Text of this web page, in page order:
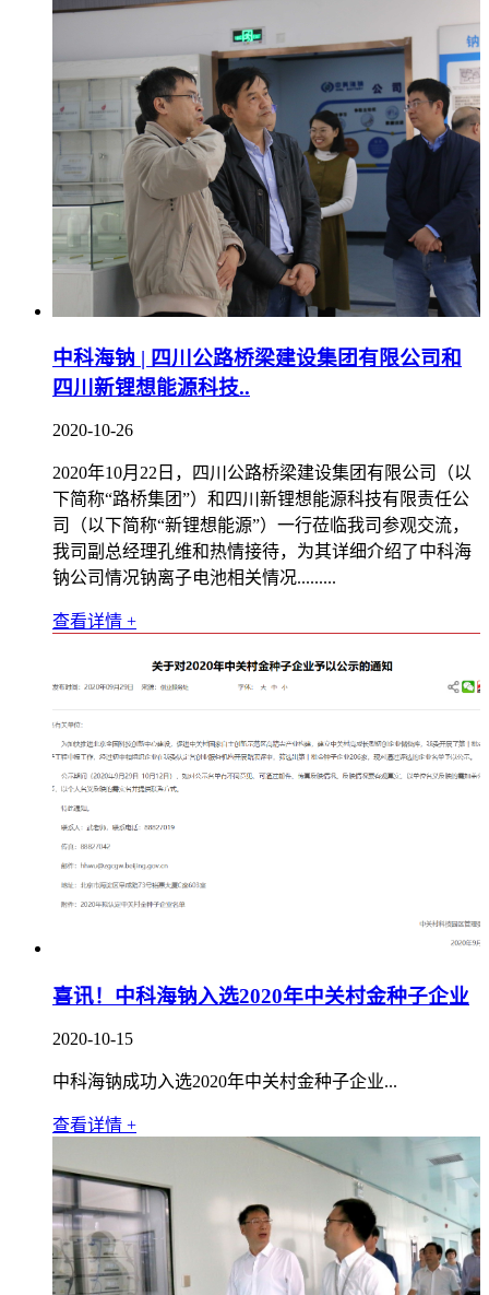
中科海钠 | 四川公路桥梁建设集团有限公司和
四川新锂想能源科技..
2020-10-26
2020年10月22日，四川公路桥梁建设集团有限公司（以
下简称“路桥集团”）和四川新锂想能源科技有限责任公
司（以下简称“新锂想能源”）一行莅临我司参观交流，
我司副总经理孔维和热情接待，为其详细介绍了中科海
钠公司情况钠离子电池相关情况.........
查看详情 +
喜讯！中科海钠入选2020年中关村金种子企业
2020-10-15
中科海钠成功入选2020年中关村金种子企业...
查看详情 +